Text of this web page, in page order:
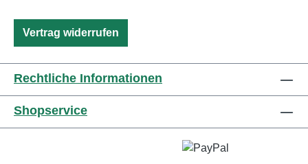
Vertrag widerrufen
Rechtliche Informationen
Shopservice